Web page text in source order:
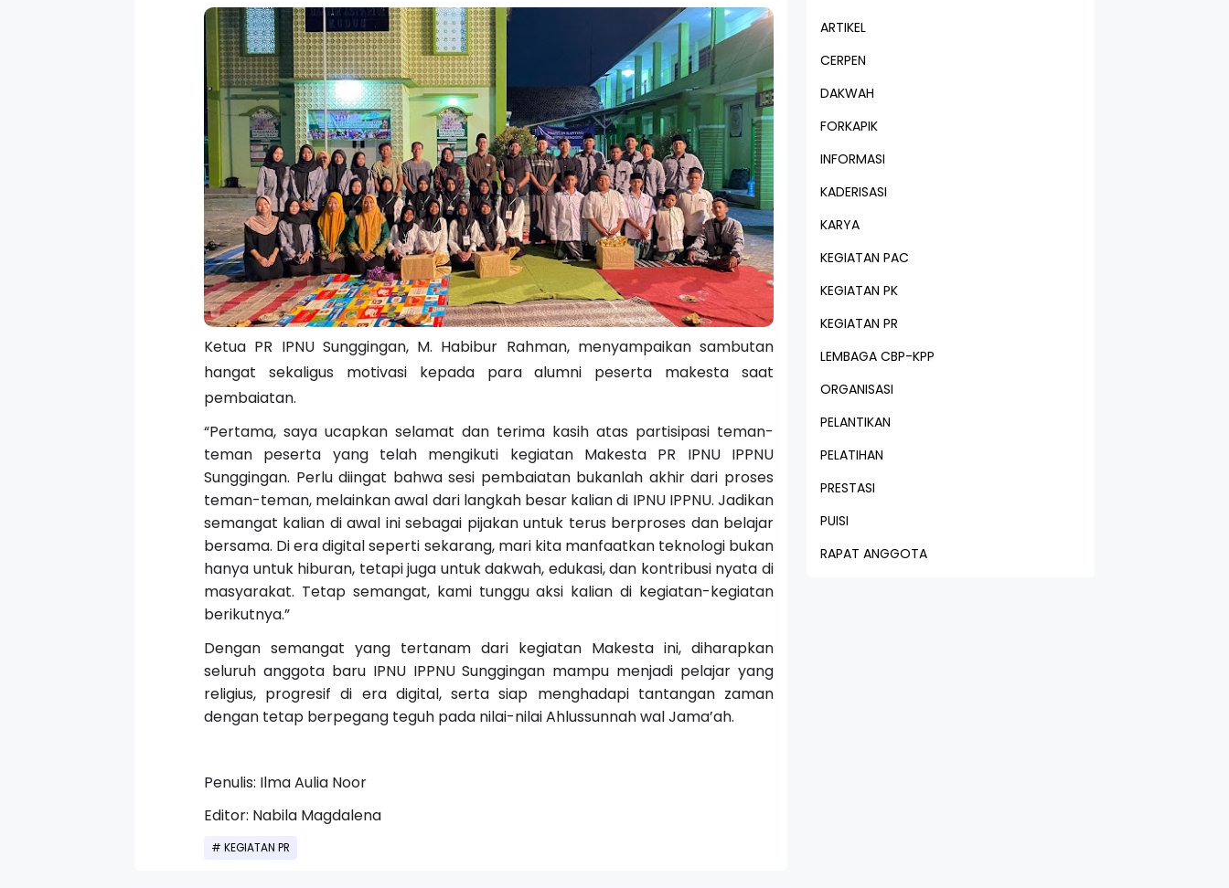
Ketua PR IPNU Sunggingan, M. Habibur Rahman, menyampaikan sambutan
hangat sekaligus motivasi kepada para alumni peserta makesta saat
pembaiatan.
“Pertama, saya ucapkan selamat dan terima kasih atas partisipasi teman-
teman peserta yang telah mengikuti kegiatan Makesta PR IPNU IPPNU
Sunggingan. Perlu diingat bahwa sesi pembaiatan bukanlah akhir dari proses
teman-teman, melainkan awal dari langkah besar kalian di IPNU IPPNU. Jadikan
semangat kalian di awal ini sebagai pijakan untuk terus berproses dan belajar
bersama. Di era digital seperti sekarang, mari kita manfaatkan teknologi bukan
hanya untuk hiburan, tetapi juga untuk dakwah, edukasi, dan kontribusi nyata di
masyarakat. Tetap semangat, kami tunggu aksi kalian di kegiatan-kegiatan
berikutnya.”
Dengan semangat yang tertanam dari kegiatan Makesta ini, diharapkan
seluruh anggota baru IPNU IPPNU Sunggingan mampu menjadi pelajar yang
religius, progresif di era digital, serta siap menghadapi tantangan zaman
dengan tetap berpegang teguh pada nilai-nilai Ahlussunnah wal Jama’ah.
Penulis: Ilma Aulia Noor
Editor: Nabila Magdalena
KEGIATAN PR
ARTIKEL
CERPEN
DAKWAH
FORKAPIK
INFORMASI
KADERISASI
KARYA
KEGIATAN PAC
KEGIATAN PK
KEGIATAN PR
LEMBAGA CBP-KPP
ORGANISASI
PELANTIKAN
PELATIHAN
PRESTASI
PUISI
RAPAT ANGGOTA